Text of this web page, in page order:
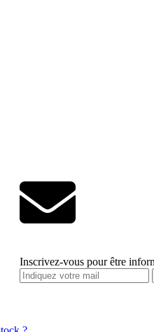
Inscrivez-vous pour être